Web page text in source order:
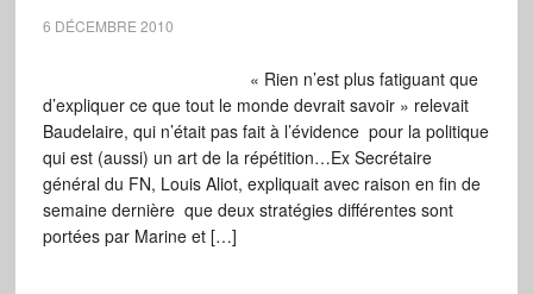
6 DÉCEMBRE 2010
« Rien n’est plus fatiguant que
d’expliquer ce que tout le monde devrait savoir » relevait
Baudelaire, qui n’était pas fait à l’évidence pour la politique
qui est (aussi) un art de la répétition…Ex Secrétaire
général du FN, Louis Aliot, expliquait avec raison en fin de
semaine dernière que deux stratégies différentes sont
portées par Marine et […]